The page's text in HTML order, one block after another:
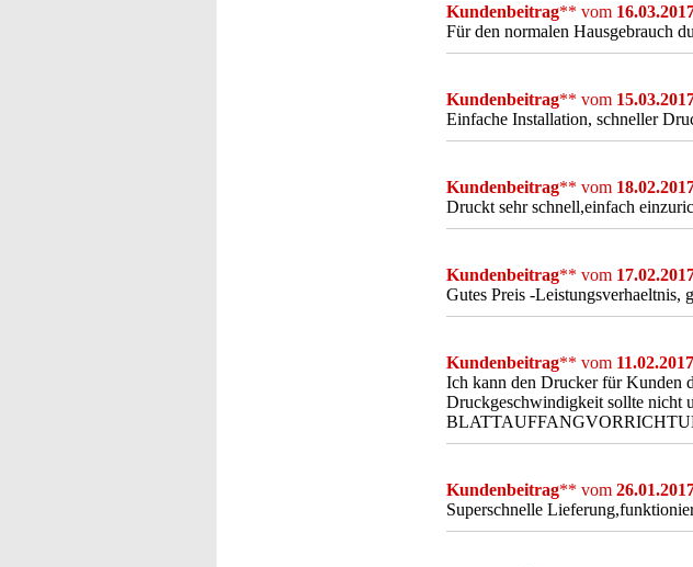
Kundenbeitrag** vom
Für den normalen Hausgebrauch
Kundenbeitrag** vom
Einfache Installation, schneller
Kundenbeitrag** vom
Druckt sehr schnell,einfach
Kundenbeitrag** vom
Gutes Preis -Leistungsverhaeltnis,
Kundenbeitrag** vom 11.02.2017
Ich kann den Drucker für Kunden
Druckgeschwindigkeit sollte
Kundenbeitrag** vom
Superschnelle